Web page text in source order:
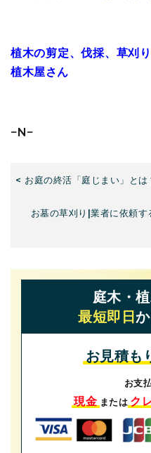
植木の剪定、伐採、草刈
植木屋さん
−N−
< お庭の終活「庭じまい」とは
お墓の草刈り|業者に依頼
庭木・
最短即日
お見積も
お支
現金 または ク